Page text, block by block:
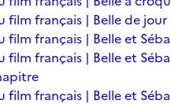
film français | Belle de jour
film français | Belle et
film français | Belle et
film français | Belle et